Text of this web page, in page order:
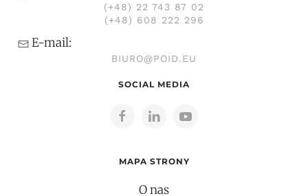
(+48) 22 743 87 02
(+48) 608 222 296
E-mail:
BIURO@POID.EU
SOCIAL MEDIA
MAPA STRONY
O nas